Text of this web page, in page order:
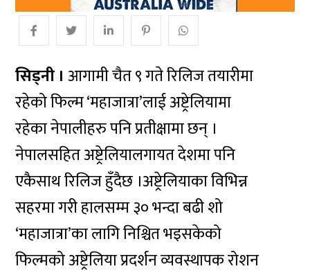
सिड्नी । आगामी चैत ९ गते रिलिज तयारीमा
रहेको फिल्म ‘महाजात्रा’लाई अष्ट्रेलियामा
रहेका नेपालीहरु पनि प्रतीक्षामा छन् ।
नेपालसहित अष्ट्रेलियालगायत देशमा पनि
एकैसाथ रिलिज हुँदैछ ।अष्ट्रेलियाका विभिन्न
सहरमा गरी हालसम्म ३० भन्दा बढी शो
‘महाजात्रा’का लागि निश्चित भइसकेको
फिल्मको अष्ट्रेलिया प्रदर्शन व्यवस्थापक रोशन